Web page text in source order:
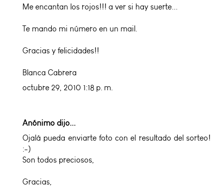
Me encantan los rojos!!! a ver si hay suerte...
Te mando mi número en un mail.
Gracias y felicidades!!
Blanca Cabrera
octubre 29, 2010 1:18 p. m.
Anónimo dijo...
Ojalá pueda enviarte foto con el resultado del sorteo!
:-)
Son todos preciosos,
Gracias,